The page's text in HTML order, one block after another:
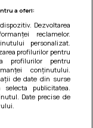
a oferi:
Dezvoltarea
reclamelor.
personalizat.
profilurilor pentru
profilurilor pentru
conținutului.
de date din surse
publicitatea.
Date precise de